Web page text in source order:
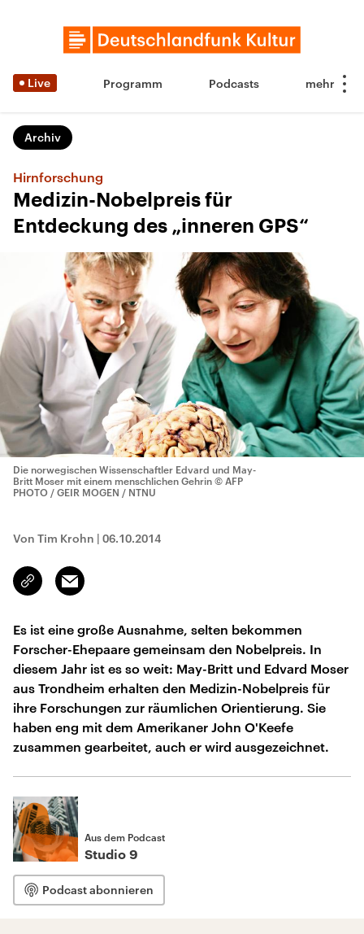
Live Programm Podcasts
Archiv
Hirnforschung
Medizin-Nobelpreis für
Entdeckung des „inneren GPS“
Die norwegischen Wissenschaftler Edvard und May-
Britt Moser mit einem menschlichen Gehrin © AFP
PHOTO / GEIR MOGEN / NTNU
Von Tim Krohn | 06.10.2014
Link
kopieren/teilen
Email
Es ist eine große Ausnahme, selten bekommen
Forscher-Ehepaare gemeinsam den Nobelpreis. In
diesem Jahr ist es so weit: May-Britt und Edvard Moser
aus Trondheim erhalten den Medizin-Nobelpreis für
ihre Forschungen zur räumlichen Orientierung. Sie
haben eng mit dem Amerikaner John O'Keefe
zusammen gearbeitet, auch er wird ausgezeichnet.
Aus dem Podcast
Studio 9
Podcast abonnieren